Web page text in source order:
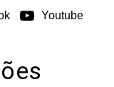
Youtube